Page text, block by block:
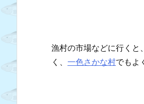
漁村の市場などに行く
く、 一色さかな村でもよ